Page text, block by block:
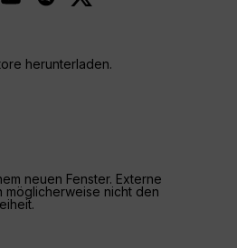
herunterladen.
neuen Fenster. Externe
nicht den